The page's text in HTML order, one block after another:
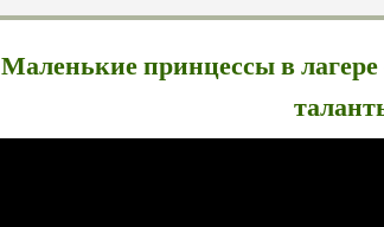
Маленькие принцессы в